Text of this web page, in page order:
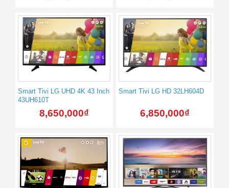
Smart Tivi LG UHD 4K 43 Inch
43UH610T
8,650,000₫
Smart Tivi LG HD 32LH604D
6,850,000₫